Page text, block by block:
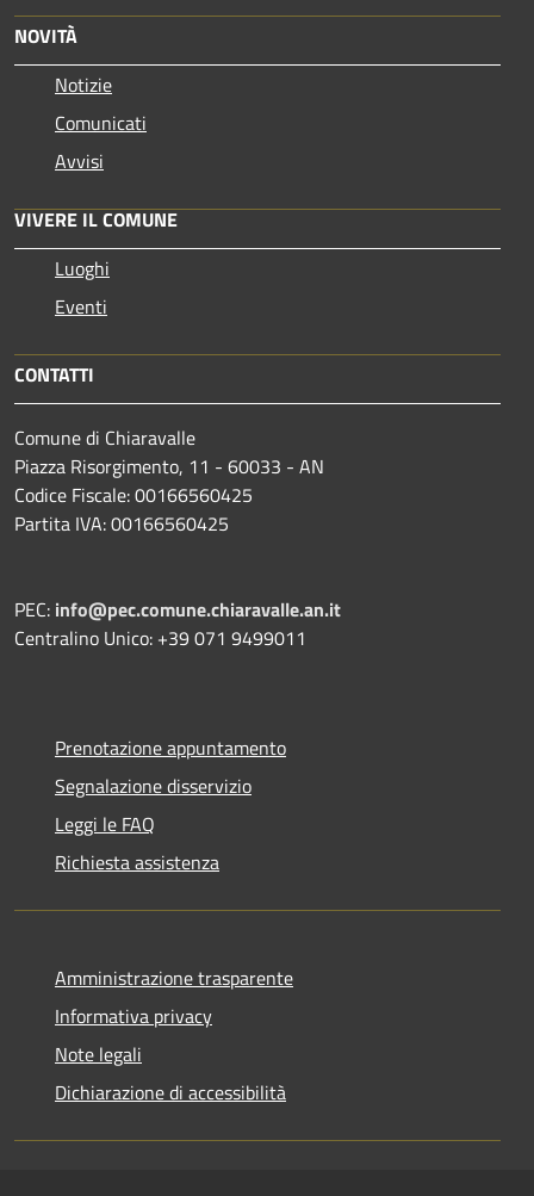
NOVITÀ
Notizie
Comunicati
Avvisi
VIVERE IL COMUNE
Luoghi
Eventi
CONTATTI
Comune di Chiaravalle
Piazza Risorgimento, 11 - 60033 - AN
Codice Fiscale: 00166560425
Partita IVA: 00166560425
PEC: info@pec.comune.chiaravalle.an.it
Centralino Unico: +39 071 9499011
Prenotazione appuntamento
Segnalazione disservizio
Leggi le FAQ
Richiesta assistenza
Amministrazione trasparente
Informativa privacy
Note legali
Dichiarazione di accessibilità